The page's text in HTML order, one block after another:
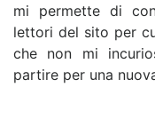
mi permette di
lettori del sito per
che non mi
partire per una